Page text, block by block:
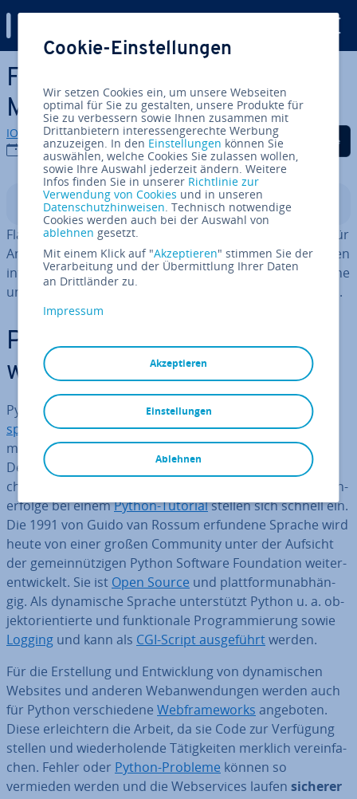
Zum Haupt­in­halt springen
Flask: Alles Wichtige zum
Micro-Framework
IONOS Redaktion
11.11.2025
Auf Facebook teilen
Auf Twitter teilen
Auf LinkedIn
In­halts­ver­zeich­nis
Flask ist ein besonders schlankes Web­frame­work, das für
An­fän­ge­rin­nen und Anfänger sowie Profis glei­cher­ma­ßen
in­ter­es­sant ist. Flask be­schränkt sich auf das We­sent­li­che
und erlaubt die Im­ple­men­tie­rung externer Bi­blio­the­ken.
Python und seine Web­frame­
works
Python ist eine der be­lieb­tes­tenInternet-Pro­gram­mier­
spra­chender Welt. Das liegt vor allem am Ansatz,
möglichsteinfachen und kurzen Code zu verwenden
Der Pro­gram­mier­stil wird dadurch sehr viel über­sicht­li­
cher, Feh­ler­quel­len werden minimiert und auch die Lern­
erfol­ge bei einemPython-Tutorialstellen sich schnell ein.
Die 1991 von Guido van Rossum erfundene Sprache wird
heute von einer großen Community unter der Aufsicht
der ge­mein­nüt­zi­gen Python Software Foun­da­ti­on wei­ter­
ent­wi­ckelt. Sie ist Open Source und platt­form­un­ab­hän­
gig. Als dy­na­mi­sche Sprache un­ter­stützt Python u. a. ob­
jekt­ori­en­tier­te und funk­tio­na­le Pro­gram­mie­rung sowie
Logging und kann als CGI-Script aus­ge­führtwerden.
Für die Er­stel­lung und Ent­wick­lung von dy­na­mi­schen
Websites und anderen Web­an­wen­dun­gen werden auch
für Python ver­schie­de­ne Web­frame­works angeboten.
Diese er­leich­tern die Arbeit, da sie Code zur Verfügung
stellen und wie­der­ho­len­de Tä­tig­kei­ten merklich ver­ein­fa­
chen. Fehler oder Python-Probleme können so
vermieden werden und die Web­ser­vices laufen sicherer
Cookie-Einstellungen
Wir setzen Cookies ein, um unsere Webseiten
optimal für Sie zu gestalten, unsere Produkte für
Sie zu verbessern sowie Ihnen zusammen mit
Drittanbietern interessengerechte Werbung
anzuzeigen. In den Einstellungen können Sie
auswählen, welche Cookies Sie zulassen wollen,
sowie Ihre Auswahl jederzeit ändern. Weitere
Infos finden Sie in unserer Richtlinie zur
Verwendung von Cookies und in unseren
Datenschutzhinweisen. Technisch notwendige
Cookies werden auch bei der Auswahl von
ablehnen gesetzt.
Mit einem Klick auf "Akzeptieren" stimmen Sie der
Verarbeitung und der Übermittlung Ihrer Daten
an Drittländer zu.
Impressum
Akzeptieren
Ablehnen
Einstellungen